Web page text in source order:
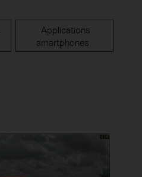
Applications
smartphones